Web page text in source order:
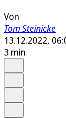
Von
Tom Steinicke
13.12.2022,
3 min